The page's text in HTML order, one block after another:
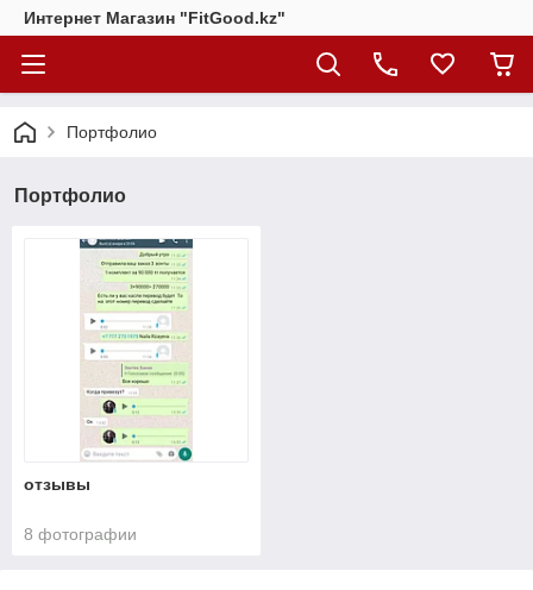
Интернет Магазин "FitGood.kz"
Портфолио
Портфолио
отзывы
8 фотографии